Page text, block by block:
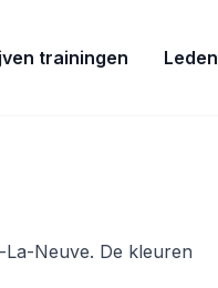
trainingen Leden
Neuve. De kleuren